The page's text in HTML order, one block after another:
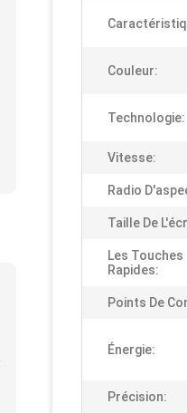
Couleur:
Technologie:
Vitesse:
Radio
Taille De
Les Touches
Rapides:
Points De
Énergie:
Précision: